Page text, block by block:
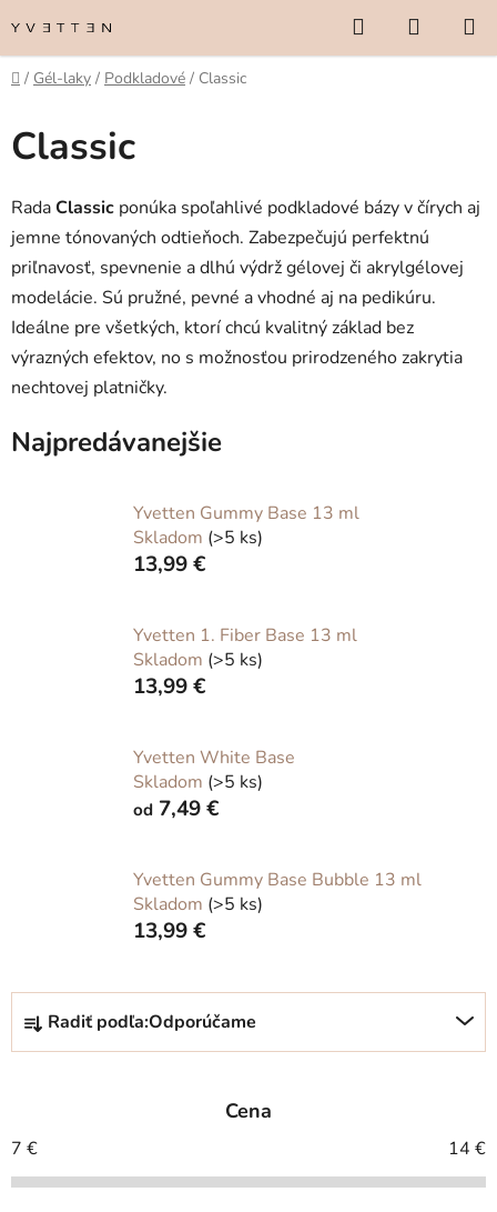
na
obsah
Hľadať
KOŠÍK
Domov
/ Gél-laky / Podkladové / Classic
Classic
RadaClassic ponúka spoľahlivé podkladové bázy v čírych aj
jemne tónovaných odtieňoch. Zabezpečujú perfektnú
priľnavosť, spevnenie a dlhú výdrž gélovej či akrylgélovej
modelácie. Sú pružné, pevné a vhodné aj na pedikúru.
Ideálne pre všetkých, ktorí chcú kvalitný základ bez
výrazných efektov, no s možnosťou prirodzeného zakrytia
nechtovej platničky.
Najpredávanejšie
Yvetten Gummy Base 13 ml
Skladom (>5 ks)
13,99 €
Yvetten 1. Fiber Base 13 ml
Skladom (>5 ks)
13,99 €
Yvetten White Base
Skladom (>5 ks)
od 7,49 €
Yvetten Gummy Base Bubble 13 ml
Skladom (>5 ks)
13,99 €
R
d
i
e
Radiť podľa:Odporúčame
Cena
7 € 14 €